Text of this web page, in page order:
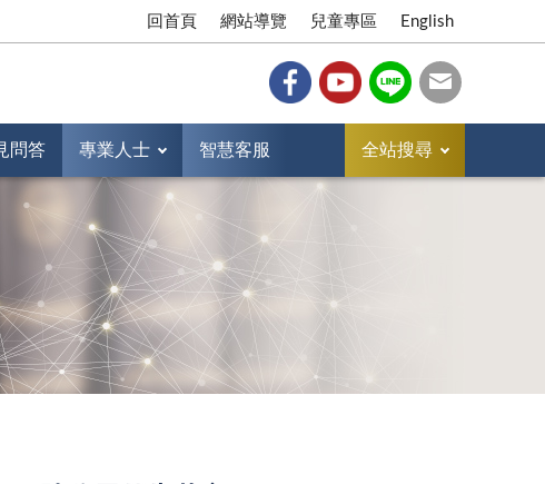
回首頁 網站導覽 兒童專區 English
問答 專業人士 智慧客服 全站搜尋